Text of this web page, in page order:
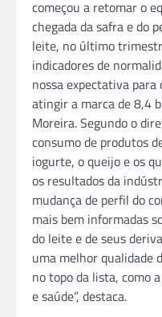
começou a retomar o
chegada da safra e do
leite, no último
indicadores de
nossa expectativa
atingir a marca de 8,4
Moreira. Segundo o
consumo de produtos
iogurte, o queijo e os
os resultados da
mudança de perfil do
mais bem informadas
do leite e de seus
uma melhor qualidade
no topo da lista, como
e saúde”, destaca.